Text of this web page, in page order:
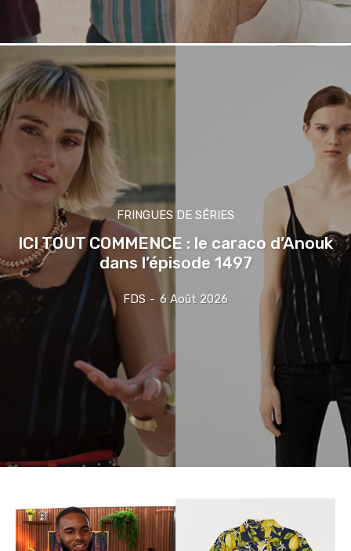
FRINGUES DE SÉRIES
ICI TOUT COMMENCE : le caraco d’Anouk
dans l’épisode 1497
FDS - 6 Août 2026